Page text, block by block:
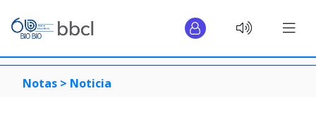
Notas > Noticia